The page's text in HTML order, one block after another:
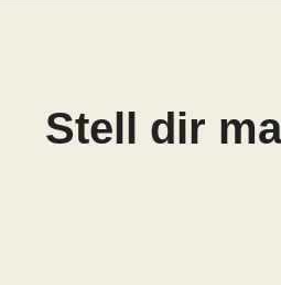
Stell dir